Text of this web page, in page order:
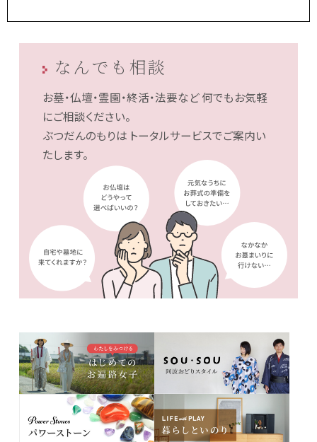
なんでも相談
お墓・仏壇・霊園・終活・法要など何でもお気軽
にご相談ください。
ぶつだんのもりは トータルサービスでご案内い
たします。